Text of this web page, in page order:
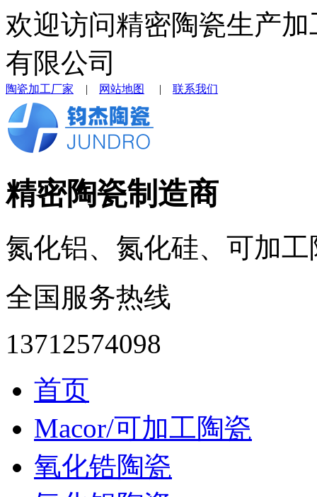
欢迎访问精密陶瓷生产
有限公司
陶瓷加工厂家 | 网站地图 | 联系我们
精密陶瓷制造商
氮化铝、氮化硅、可加
全国服务热线
13712574098
首页
Macor/可加工陶瓷
氧化锆陶瓷